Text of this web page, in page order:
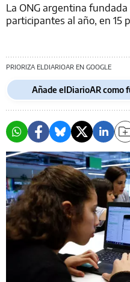
La ONG argentina
participantes al año, en 15
PRIORIZA ELDIARIOAR EN GOOGLE
Añade elDiarioAR como